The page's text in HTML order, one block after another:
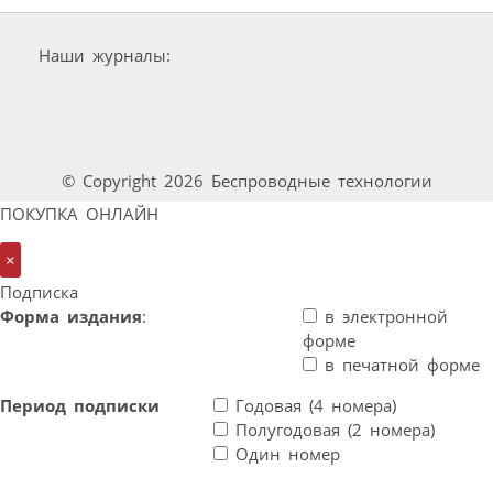
Наши журналы:
© Copyright 2026 Беспроводные технологии
ПОКУПКА ОНЛАЙН
×
Подписка
Форма издания:
в электронной
форме
в печатной форме
Период подписки
Годовая (4 номера)
Полугодовая (2 номера)
Один номер